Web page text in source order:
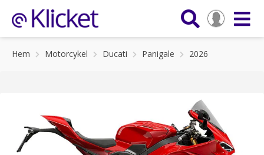
Hem Motorcykel Ducati Panigale 2026